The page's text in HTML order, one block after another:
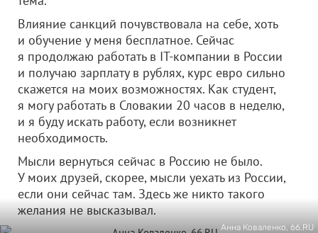
Влияние санкций почувствовала на себе, хоть
и обучение у меня бесплатное. Сейчас
я продолжаю работать в IT-компании в России
и получаю зарплату в рублях, курс евро сильно
скажется на моих возможностях. Как студент,
я могу работать в Словакии 20 часов в неделю,
и я буду искать работу, если возникнет
необходимость.
Мысли вернуться сейчас в Россию не было.
У моих друзей, скорее, мысли уехать из России,
если они сейчас там. Здесь же никто такого
желания не высказывал.
Анна Коваленко, 66.RU